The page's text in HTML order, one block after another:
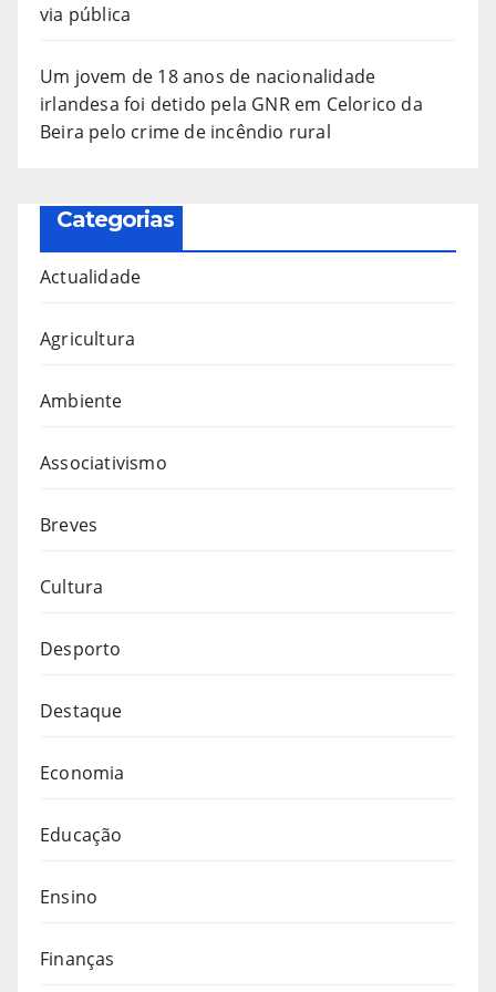
via pública
Um jovem de 18 anos de nacionalidade
irlandesa foi detido pela GNR em Celorico da
Beira pelo crime de incêndio rural
Categorias
Actualidade
Agricultura
Ambiente
Associativismo
Breves
Cultura
Desporto
Destaque
Economia
Educação
Ensino
Finanças